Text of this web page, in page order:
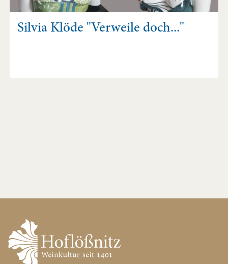
Silvia Klöde "Verweile doch..."